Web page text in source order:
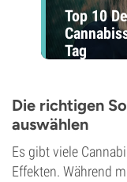
Top 10
Tag
Die richtigen
auswählen
Es gibt viele
Effekten. Während